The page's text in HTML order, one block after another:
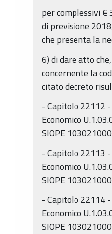
per complessivi €
di previsione
che presenta la
6) di dare atto
concernente la
citato decreto
- Capitolo 22112
Economico
SIOPE
- Capitolo 22113
Economico
SIOPE
- Capitolo 22114
Economico
SIOPE